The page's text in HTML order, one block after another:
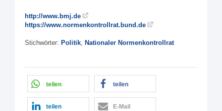
http://www.bmj.de
https://www.normenkontrollrat.bund.de
Stichwörter: Politik, Nationaler Normenkontrollrat
teilen teilen
teilen E-Mail